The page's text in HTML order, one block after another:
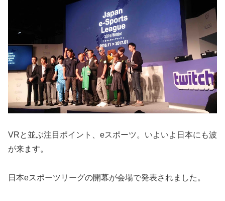
VRと並ぶ注目ポイント、eスポーツ。いよいよ日本にも波
が来ます。
日本eスポーツリーグの開幕が会場で発表されました。